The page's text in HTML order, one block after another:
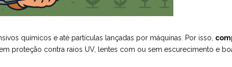
químicos e até partículas lançadas por máquinas. Por isso,
proteção contra raios UV, lentes com ou sem escurecimento e